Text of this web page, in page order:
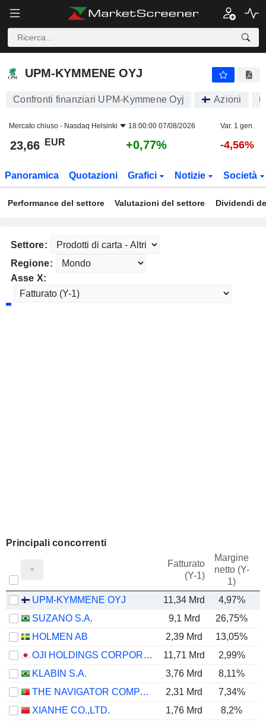
UPM-KYMMENE OYJ
UPM-KYMMENE OYJ
Confronti finanziari UPM-Kymmene Oyj Azioni
Mercato chiuso - Nasdaq Helsinki 18:00:00 07/08/2026 Var. 1 gen.
23,66 EUR +0,77% -4,56%
Panoramica Quotazioni Grafici Notizie Società
Performance del settore Valutazioni del settore Dividendi
Settore:
Regione:
Asse X:
Principali concorrenti
Fatturato
(Y-1)
Margine
netto (Y-
1)
UPM-KYMMENE OYJ 11,34 Mrd 4,97%
SUZANO S.A.
9,1 Mrd 26,75%
HOLMEN AB
2,39 Mrd 13,05%
OJI HOLDINGS CORPORATION
11,71 Mrd 2,99%
KLABIN S.A.
3,76 Mrd 8,11%
THE NAVIGATOR COMPANY, S.A.
2,31 Mrd 7,34%
XIANHE CO.,LTD.
1,76 Mrd
8,2%